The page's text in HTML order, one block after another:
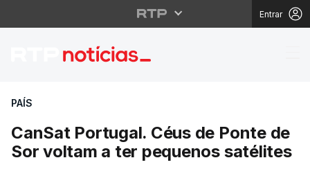
Entrar
CanSat Portugal.
PAÍS
CanSat Portugal. Céus de Ponte de
Sor voltam a ter pequenos satélites